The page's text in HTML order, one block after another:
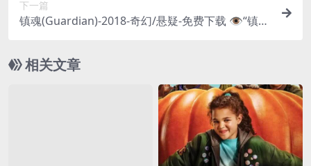
至深，无需过多介绍的经典💔｜
下一篇
镇魂(Guardian)-2018-奇幻/悬疑-免费下载 👁️“镇恶
作，看沈巍与赵云澜如何跨越万年，彼此守护，一
眼万年👁️｜
相关文章